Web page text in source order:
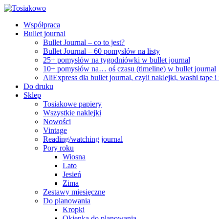
Współpraca
Bullet journal
Bullet Journal – co to jest?
Bullet Journal – 60 pomysłów na listy
25+ pomysłów na tygodniówki w bullet journal
10+ pomysłów na… oś czasu (timeline) w bullet journal
AliExpress dla bullet journal, czyli naklejki, washi tape i
Do druku
Sklep
Tosiakowe papiery
Wszystkie naklejki
Nowości
Vintage
Reading/watching journal
Pory roku
Wiosna
Lato
Jesień
Zima
Zestawy miesięczne
Do planowania
Kropki